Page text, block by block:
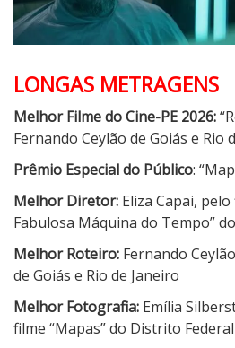
LONGAS METRAGENS
Melhor Filme do Cine-PE 2026:
Fernando Ceylão de Goiás e Rio
Prêmio Especial do Público:
Melhor Diretor: Eliza Capai, pelo
Fabulosa Máquina do Tempo”
Melhor Roteiro: Fernando
de Goiás e Rio de Janeiro
Melhor Fotografia: Emília
filme “Mapas” do Distrito Federal